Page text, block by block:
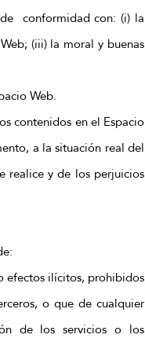
conformidad con: (i) la
(iii) la moral y buenas
Web.
contenidos en el Espacio
a la situación real del
realice y de los perjuicios
efectos ilícitos, prohibidos
o que de cualquier
de los servicios o los